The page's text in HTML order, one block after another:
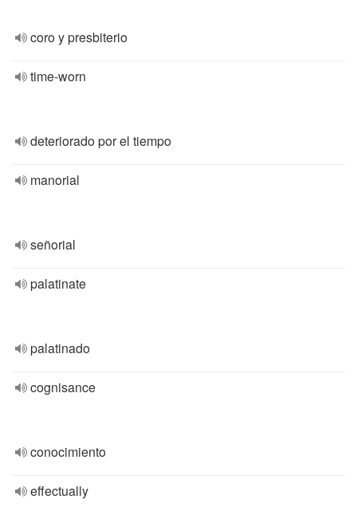
coro y presbiterio
time-worn
deteriorado por el tiempo
manorial
señorial
palatinate
palatinado
cognisance
conocimiento
effectually